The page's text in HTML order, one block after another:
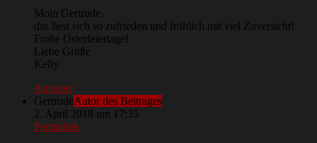
Moin Gertrude,
das liest sich so zufrieden und fröhlich mit viel Zuversicht!
Frohe Osterfeiertage!
Liebe Grüße
Kelly
Antwort
GertrudeAutor des Beitrages
2. April 2018 um 17:35
Permalink